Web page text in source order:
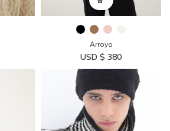
Arroyo
USD $ 380